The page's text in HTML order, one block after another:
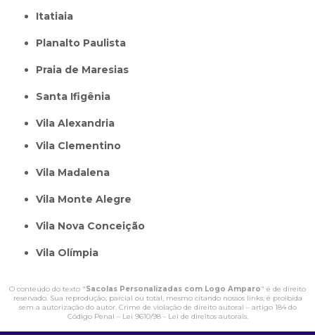
itatiaia
Planalto Paulista
Praia de Maresias
Santa Ifigênia
Vila Alexandria
Vila Clementino
Vila Madalena
Vila Monte Alegre
Vila Nova Conceição
Vila Olímpia
O conteúdo do texto "Sacolas Personalizadas com Logo Amparo" é de direito
reservado. Sua reprodução, parcial ou total, mesmo citando nossos links, é proibida
sem a autorização do autor. Crime de violação de direito autoral – artigo 184 do
Código Penal – Lei 9610/98 - Lei de direitos autorais.